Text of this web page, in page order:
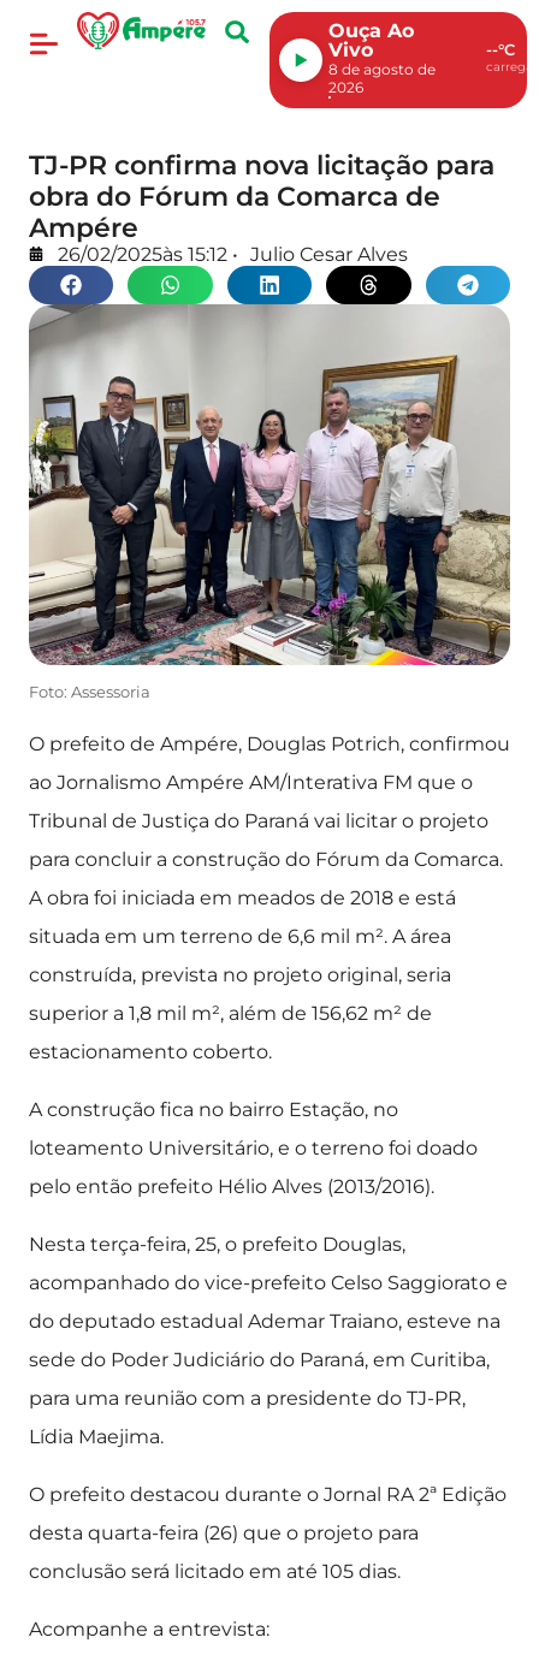
Ouça Ao
Vivo
8 de agosto de
2026
--°C
TJ-PR confirma nova licitação para
obra do Fórum da Comarca de
Ampére
26/02/2025às 15:12 • Julio Cesar Alves
Foto: Assessoria
O prefeito de Ampére, Douglas Potrich, confirmou
ao Jornalismo Ampére AM/Interativa FM que o
Tribunal de Justiça do Paraná vai licitar o projeto
para concluir a construção do Fórum da Comarca.
A obra foi iniciada em meados de 2018 e está
situada em um terreno de 6,6 mil m². A área
construída, prevista no projeto original, seria
superior a 1,8 mil m², além de 156,62 m² de
estacionamento coberto.
A construção fica no bairro Estação, no
loteamento Universitário, e o terreno foi doado
pelo então prefeito Hélio Alves (2013/2016).
Nesta terça-feira, 25, o prefeito Douglas,
acompanhado do vice-prefeito Celso Saggiorato e
do deputado estadual Ademar Traiano, esteve na
sede do Poder Judiciário do Paraná, em Curitiba,
para uma reunião com a presidente do TJ-PR,
Lídia Maejima.
O prefeito destacou durante o Jornal RA 2ª Edição
desta quarta-feira (26) que o projeto para
conclusão será licitado em até 105 dias.
Acompanhe a entrevista: